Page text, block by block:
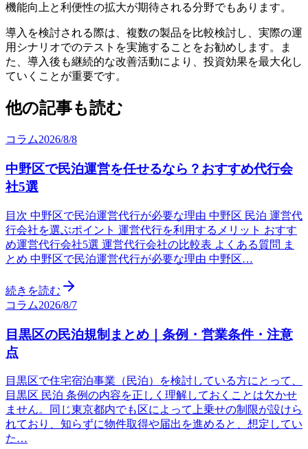
機能向上と利便性の拡大が期待される分野でもあります。
導入を検討される際は、複数の製品を比較検討し、実際の運
用シナリオでのテストを実施することをお勧めします。ま
た、導入後も継続的な改善活動により、投資効果を最大化し
ていくことが重要です。
他の記事も読む
コラム2026/8/8
中野区で民泊運営を任せるなら？おすすめ代行会
社5選
目次 中野区で民泊運営代行が必要な理由 中野区 民泊 運営代
行会社を選ぶポイント 運営代行を利用するメリット おすす
め運営代行会社5選 運営代行会社の比較表 よくある質問 ま
とめ 中野区で民泊運営代行が必要な理由 中野区…
続きを読む
コラム2026/8/7
目黒区の民泊規制まとめ｜条例・営業条件・注意
点
目黒区で住宅宿泊事業（民泊）を検討している方にとって、
目黒区 民泊 条例の内容を正しく理解しておくことは欠かせ
ません。同じ東京都内でも区によって上乗せの制限が設けら
れており、知らずに物件取得や届出を進めると、想定してい
た…